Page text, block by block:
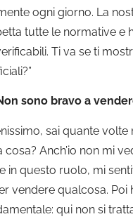
ogni giorno. La
tutte le normative e
Ti va se ti
sono bravo a
sai quante volte
cosa? Anch’io non mi
in questo ruolo, mi
vendere qualcosa.
qui non si